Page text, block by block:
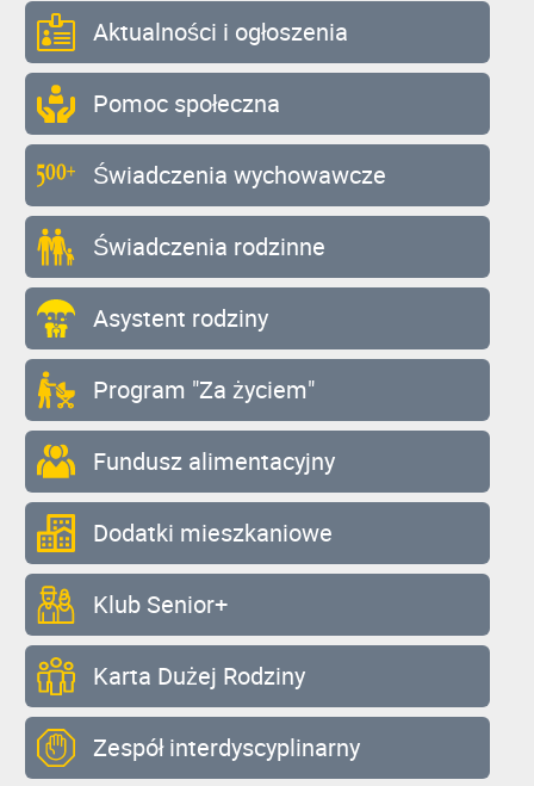
Aktualności i ogłoszenia
Pomoc społeczna
Świadczenia wychowawcze
Świadczenia rodzinne
Asystent rodziny
Program "Za życiem"
Fundusz alimentacyjny
Dodatki mieszkaniowe
Klub Senior+
Karta Dużej Rodziny
Zespół interdyscyplinarny